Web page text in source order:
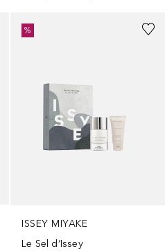
ISSEY MIYAKE
Le Sel d‘Issey
%